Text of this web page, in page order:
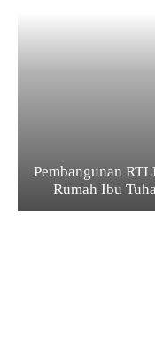
Pembangunan
Rumah Ibu